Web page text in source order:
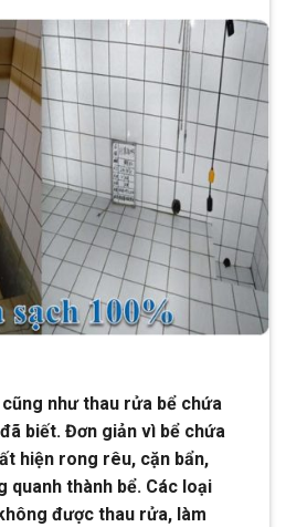
như thau rửa bể chứa
biết. Đơn giản vì bể chứa
hiện rong rêu, cặn bẩn,
quanh thành bể. Các loại
được thau rửa, làm